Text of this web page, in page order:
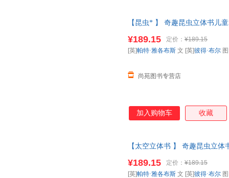
【昆虫* 】 奇趣昆虫立体书儿
【让您无忧购物】
¥189.15 定价： ¥189.15
尚苑图书专营店
[英]帕特·雅各布斯 文 [英]彼得·布尔
加入购物车 收藏
【太空立体书 】 奇趣昆虫立
【让您无忧购物】
¥189.15 定价： ¥189.15
[英]帕特·雅各布斯 文 [英]彼得·布尔